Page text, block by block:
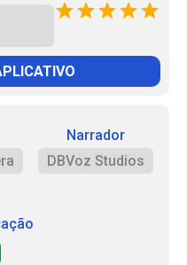
Narrador
DBVoz Studios